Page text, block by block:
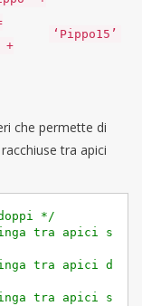
+
‘Pippo15’
che permette di
tra apici
*/
tra apici s
tra apici d
tra apici s